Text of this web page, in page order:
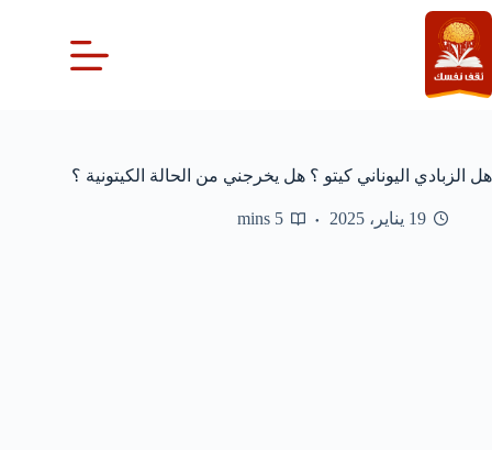
التجاوز
إلى
المحتوى
هل الزبادي اليوناني كيتو ؟ هل يخرجني من الحالة الكيتونية ؟
19 يناير، 2025 5 mins